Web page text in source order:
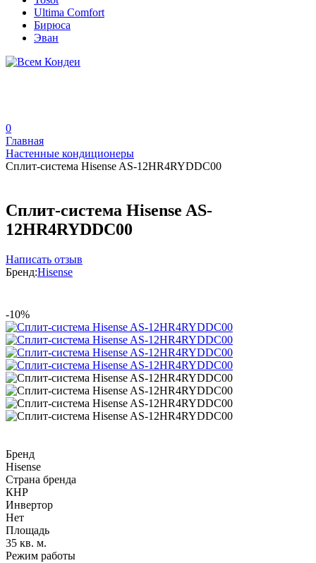
Ultima Comfort
Бирюса
Эван
0
Главная
Настенные кондиционеры
Сплит-система Hisense AS-12HR4RYDDC00
Сплит-система Hisense AS-
12HR4RYDDC00
Написать отзыв
Бренд:Hisense
-10%
Бренд
Hisense
Страна бренда
КНР
Инвертор
Нет
Площадь
35 кв. м.
Режим работы